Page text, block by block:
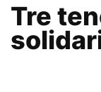
Tre